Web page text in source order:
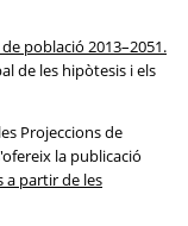
població 2013–2051.
de les hipòtesis i els
Projeccions de
la publicació
a partir de les